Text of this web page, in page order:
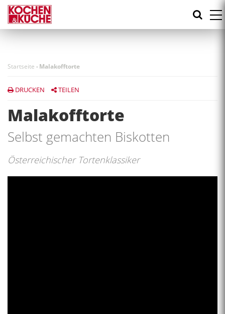
Direkt
zum
Inhalt
Startseite -Malakofftorte
DRUCKEN TEILEN
Malakofftorte
Selbst gemachten Biskotten
Österreichischer Tortenklassiker